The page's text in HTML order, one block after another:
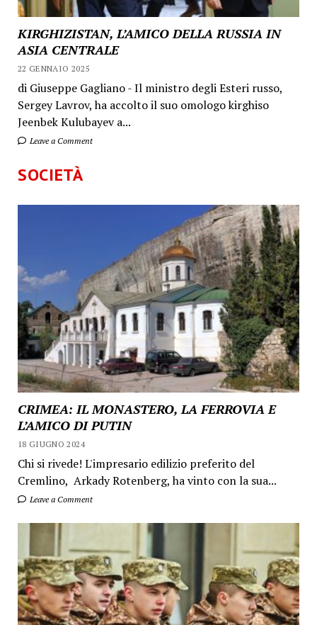
KIRGHIZISTAN, L’AMICO DELLA RUSSIA IN
ASIA CENTRALE
22 GENNAIO 2025
di Giuseppe Gagliano - Il ministro degli Esteri russo,
Sergey Lavrov, ha accolto il suo omologo kirghiso
Jeenbek Kulubayev a...
Leave a Comment
SOCIETÀ
CRIMEA: IL MONASTERO, LA FERROVIA E
L’AMICO DI PUTIN
18 GIUGNO 2024
Chi si rivede! L'impresario edilizio preferito del
Cremlino, Arkady Rotenberg, ha vinto con la sua...
Leave a Comment